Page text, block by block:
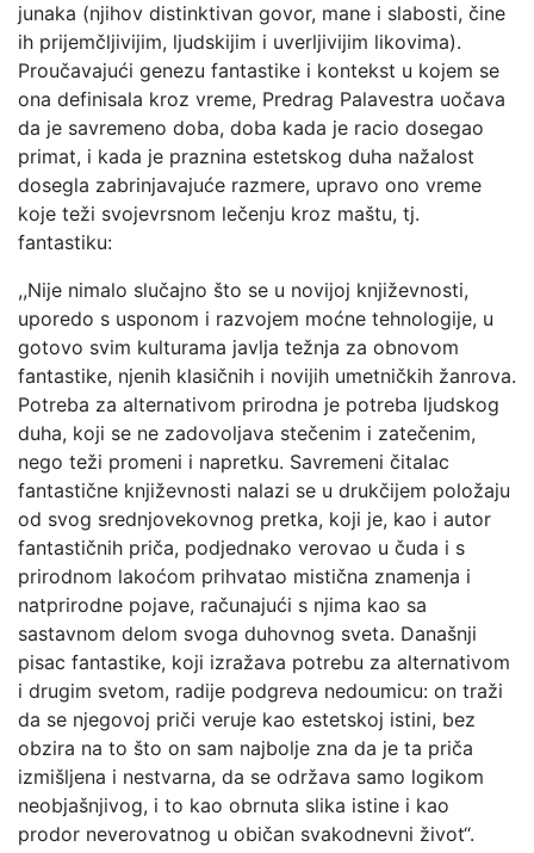
junaka (njihov distinktivan govor, mane i slabosti, čine
ih prijemčljivijim, ljudskijim i uverljivijim likovima).
Proučavajući genezu fantastike i kontekst u kojem se
ona definisala kroz vreme, Predrag Palavestra uočava
da je savremeno doba, doba kada je racio dosegao
primat, i kada je praznina estetskog duha nažalost
dosegla zabrinjavajuće razmere, upravo ono vreme
koje teži svojevrsnom lečenju kroz maštu, tj.
fantastiku:
,,Nije nimalo slučajno što se u novijoj književnosti,
uporedo s usponom i razvojem moćne tehnologije, u
gotovo svim kulturama javlja težnja za obnovom
fantastike, njenih klasičnih i novijih umetničkih žanrova.
Potreba za alternativom prirodna je potreba ljudskog
duha, koji se ne zadovoljava stečenim i zatečenim,
nego teži promeni i napretku. Savremeni čitalac
fantastične književnosti nalazi se u drukčijem položaju
od svog srednjovekovnog pretka, koji je, kao i autor
fantastičnih priča, podjednako verovao u čuda i s
prirodnom lakoćom prihvatao mistična znamenja i
natprirodne pojave, računajući s njima kao sa
sastavnom delom svoga duhovnog sveta. Današnji
pisac fantastike, koji izražava potrebu za alternativom
i drugim svetom, radije podgreva nedoumicu: on traži
da se njegovoj priči veruje kao estetskoj istini, bez
obzira na to što on sam najbolje zna da je ta priča
izmišljena i nestvarna, da se održava samo logikom
neobjašnjivog, i to kao obrnuta slika istine i kao
prodor neverovatnog u običan svakodnevni život“.